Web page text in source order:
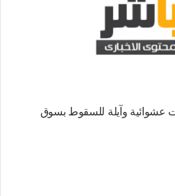
عشوائية وآيلة للسقوط بسوق